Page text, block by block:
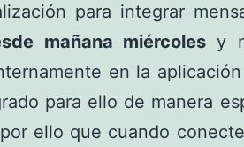
para integrar
mañana miércolesy
en la
para ello de manera
ello que cuando